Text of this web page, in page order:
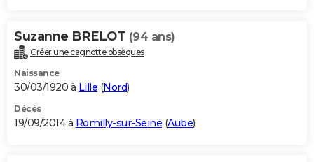
Suzanne BRELOT (94 ans)
Créer une cagnotte obsèques
Naissance
30/03/1920 à Lille (Nord)
Décès
19/09/2014 à Romilly-sur-Seine (Aube)